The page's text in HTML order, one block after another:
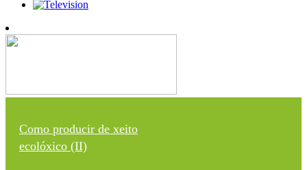
Como producir de xeito
ecolóxico (II)